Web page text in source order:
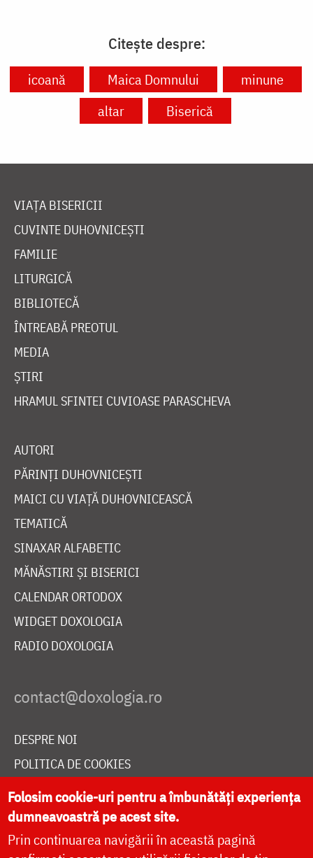
Citește despre:
icoană Maica Domnului
minune
altar
Biserică
VIAȚA BISERICII
CUVINTE DUHOVNICEȘTI
FAMILIE
LITURGICĂ
BIBLIOTECĂ
ÎNTREABĂ PREOTUL
MEDIA
ȘTIRI
HRAMUL SFINTEI CUVIOASE PARASCHEVA
AUTORI
PĂRINȚI DUHOVNICEȘTI
MAICI CU VIAȚĂ DUHOVNICEASCĂ
TEMATICĂ
SINAXAR ALFABETIC
MĂNĂSTIRI ȘI BISERICI
CALENDAR ORTODOX
WIDGET DOXOLOGIA
RADIO DOXOLOGIA
DESPRE NOI
POLITICA DE COOKIES
DONEAZĂ ONLINE PENTRU CATEDRALA NAȚIONALĂ
LIVE
Folosim cookie-uri pentru a îmbunătăți experiența
dumneavoastră pe acest site.
Prin continuarea navigării în această pagină